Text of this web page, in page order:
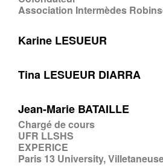
Association Intermèdes
Karine LESUEUR
Tina LESUEUR DIARRA
Jean-Marie BATAILLE
Chargé de cours
UFR LLSHS
EXPERICE
Paris 13 University,